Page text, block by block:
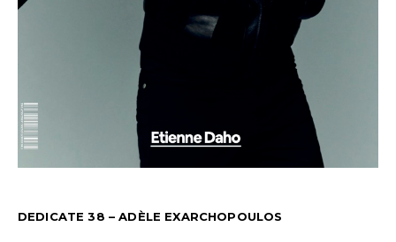
DEDICATE 38 – ADÈLE EXARCHOPOULOS